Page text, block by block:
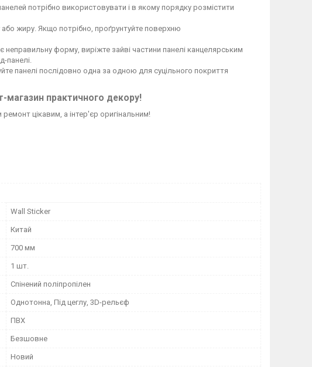
потрібно використовувати і в якому порядку розмістити
жиру. Якщо потрібно, проґрунтуйте поверхню
форму, виріжте зайві частини панелі канцелярським
панелі.
панелі послідовно одна за одною для суцільного покриття
магазин практичного декору!
цікавим, а інтер'єр оригінальним!
Wall Sticker
Китай
700 мм
1 шт.
Спінений поліпропілен
Однотонна, Під цеглу, 3D-рельєф
ПВХ
Безшовне
Новий